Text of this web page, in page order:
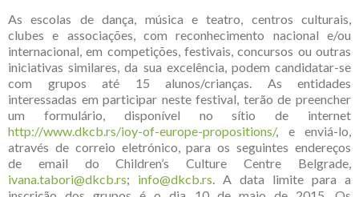
As escolas de dança, música e teatro, centros culturais,
clubes e associações, com reconhecimento nacional e/ou
internacional, em competições, festivais, concursos ou outras
iniciativas similares, da sua excelência, podem candidatar-se
com grupos até 15 alunos/crianças. As entidades
interessadas em participar neste festival, terão de preencher
um formulário, disponível no sítio de internet
http://www.dkcb.rs/ioy-of-europe-propositions/, e enviá-lo,
através de correio eletrónico, para os seguintes endereços
de email do Children’s Culture Centre Belgrade,
ivana.tabori@dkcb.rs; info@dkcb.rs. A data limite para a